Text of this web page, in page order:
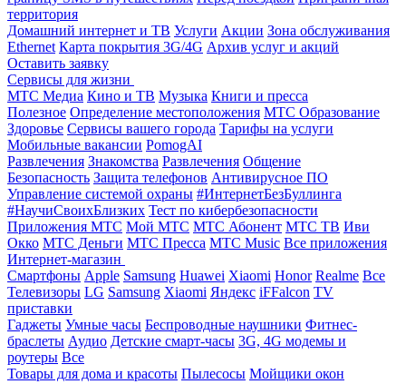
территория
Домашний интернет и ТВ Услуги Акции Зона обслуживания
Ethernet Карта покрытия 3G/4G Архив услуг и акций
Оставить заявку
Сервисы для жизни
МТС Медиа Кино и ТВ Музыка Книги и пресса
Полезное Определение местоположения МТС Образование
Здоровье Сервисы вашего города Тарифы на услуги
Мобильные вакансии PomogAI
Развлечения Знакомства Развлечения Общение
Безопасность Защита телефонов Антивирусное ПО
Управление системой охраны #ИнтернетБезБуллинга
#НаучиСвоихБлизких Тест по кибербезопасности
Приложения МТС Мой МТС МТС Абонент МТС ТВ Иви
Окко МТС Деньги МТС Пресса МТС Music Все приложения
Интернет-магазин
Смартфоны Apple Samsung Huawei Xiaomi Honor Realme Все
Телевизоры LG Samsung Xiaomi Яндекс iFFalcon TV
приставки
Гаджеты Умные часы Беспроводные наушники Фитнес-
браслеты Аудио Детские смарт-часы 3G, 4G модемы и
роутеры Все
Товары для дома и красоты Пылесосы Мойщики окон